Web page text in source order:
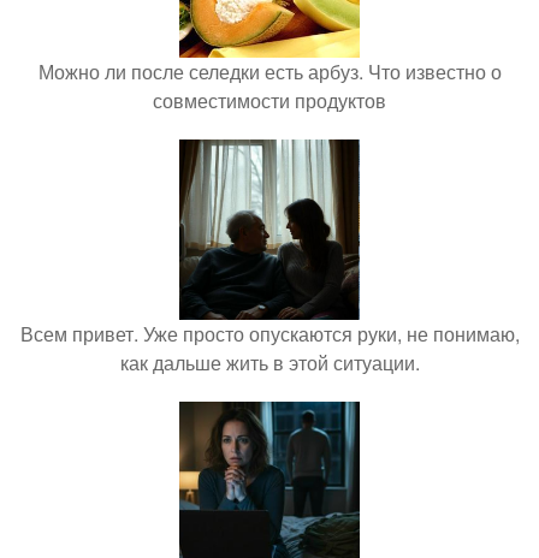
Можно ли после селедки есть арбуз. Что известно о
совместимости продуктов
Всем привет. Уже просто опускаются руки, не понимаю,
как дальше жить в этой ситуации.